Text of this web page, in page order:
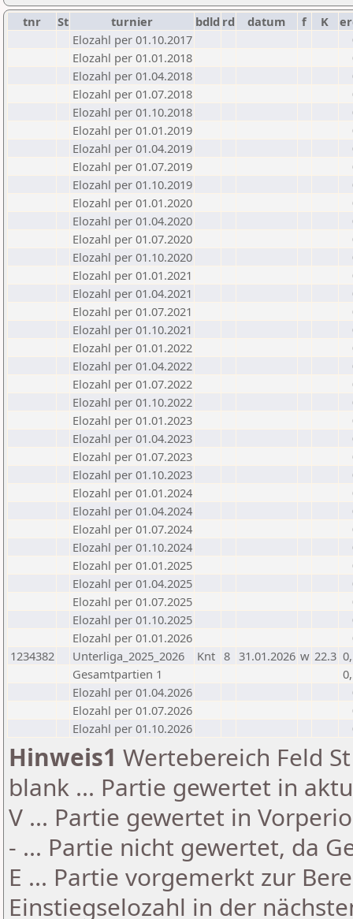
tnr St turnier bdld rd datum f K
Elozahl per 01.10.2017
Elozahl per 01.01.2018
Elozahl per 01.04.2018
Elozahl per 01.07.2018
Elozahl per 01.10.2018
Elozahl per 01.01.2019
Elozahl per 01.04.2019
Elozahl per 01.07.2019
Elozahl per 01.10.2019
Elozahl per 01.01.2020
Elozahl per 01.04.2020
Elozahl per 01.07.2020
Elozahl per 01.10.2020
Elozahl per 01.01.2021
Elozahl per 01.04.2021
Elozahl per 01.07.2021
Elozahl per 01.10.2021
Elozahl per 01.01.2022
Elozahl per 01.04.2022
Elozahl per 01.07.2022
Elozahl per 01.10.2022
Elozahl per 01.01.2023
Elozahl per 01.04.2023
Elozahl per 01.07.2023
Elozahl per 01.10.2023
Elozahl per 01.01.2024
Elozahl per 01.04.2024
Elozahl per 01.07.2024
Elozahl per 01.10.2024
Elozahl per 01.01.2025
Elozahl per 01.04.2025
Elozahl per 01.07.2025
Elozahl per 01.10.2025
Elozahl per 01.01.2026
1234382
Unterliga_2025_2026 Knt 8 31.01.2026 w 22.3
Gesamtpartien 1
Elozahl per 01.04.2026
Elozahl per 01.07.2026
Elozahl per 01.10.2026
Hinweis1 Wertebereich Feld
blank ... Partie gewertet in
V ... Partie gewertet in
- ... Partie nicht gewertet, da
E ... Partie vorgemerkt zur
Einstiegselozahl in der